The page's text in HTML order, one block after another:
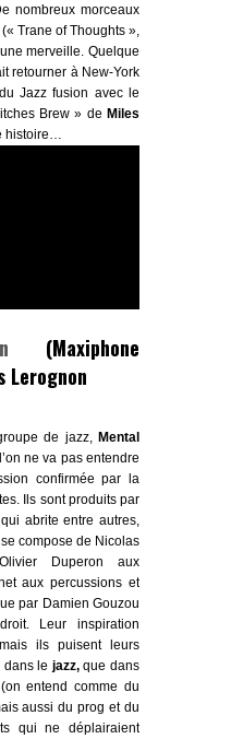
nombreux morceaux
Trane of Thoughts »,
merveille. Quelque
retourner à New-York
Jazz fusion avec le
Brew » deMiles
histoire…
(Maxiphone
Lerognon
de jazz, Mental
ne va pas entendre
confirmée par la
Ils sont produits par
abrite entre autres,
compose de Nicolas
Olivier Duperon aux
aux percussions et
par Damien Gouzou
. Leur inspiration
mais ils puisent leurs
dans le jazz,que dans
entend comme du
aussi du prog et du
qui ne déplairaient